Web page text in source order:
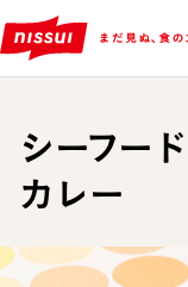
シーフー
カレー